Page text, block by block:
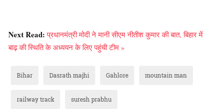
Next Read:प्रधानमंत्री मोदी ने मानी सीएम नीतीश कुमार की बात, बिहार में
बाढ़ की स्थिति के अध्ययन के लिए पहुंची टीम »
Bihar Dasrath majhi Gahlore mountain man
railway track suresh prabhu